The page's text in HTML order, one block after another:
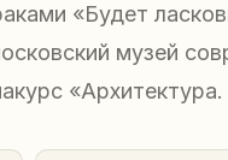
«Будет
музей